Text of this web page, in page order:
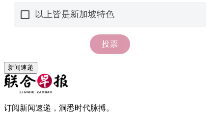
新闻速递
订阅新闻速递，洞悉时代脉搏。